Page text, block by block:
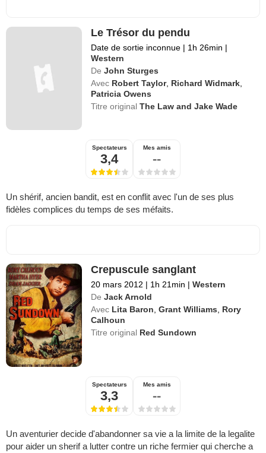
Le Trésor du pendu
Date de sortie inconnue | 1h 26min |
Western
De John Sturges
Avec Robert Taylor, Richard Widmark
Patricia Owens
Titre originalThe Law and Jake Wade
Spectateurs
3,4
Mes amis
--
Un shérif, ancien bandit, est en conflit avec l'un de ses plus
fidèles complices du temps de ses méfaits.
Crepuscule sanglant
20 mars 2012 | 1h 21min | Western
De Jack Arnold
Avec Lita Baron ,Grant Williams
Rory
Calhoun
Titre original Red Sundown
Spectateurs
3,3
Mes amis
--
Un aventurier decide d'abandonner sa vie a la limite de la legalite
pour aider un sherif a lutter contre un riche fermier qui cherche a